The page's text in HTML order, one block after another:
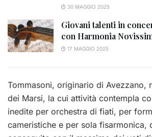
30 MAGGIO 2025
Giovani talenti in
con Harmonia
17 MAGGIO 2025
Tommasoni, originario di Avezzano,
dei Marsi, la cui attività contempla
inedite per orchestra di fiati, per
cameristiche e per sola fisarmonica,